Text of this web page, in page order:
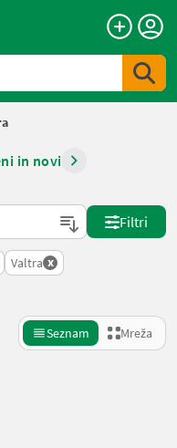
in novi
Filtri
Valtra x
Seznam Mreža